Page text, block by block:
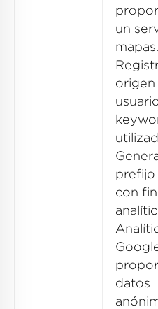
un
mapas.
origen
prefijo
con
datos